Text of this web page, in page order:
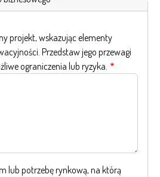
projekt, wskazując elementy
Przedstaw jego przewagi
ograniczenia lub ryzyka.
lub potrzebę rynkową, na którą